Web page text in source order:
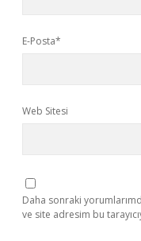
E-Posta*
Web Sitesi
Daha sonraki
ve site adresim bu